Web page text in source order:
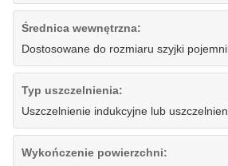
Średnica wewnętrzna:
Dostosowane do rozmiaru szyjki
Typ uszczelnienia:
Uszczelnienie indukcyjne lub
Wykończenie powierzchni: